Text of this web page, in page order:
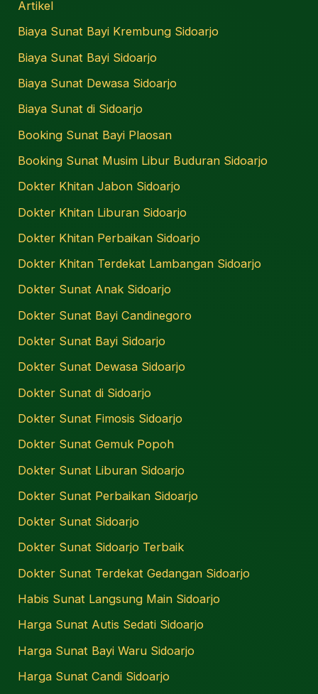
Artikel
Biaya Sunat Bayi Krembung Sidoarjo
Biaya Sunat Bayi Sidoarjo
Biaya Sunat Dewasa Sidoarjo
Biaya Sunat di Sidoarjo
Booking Sunat Bayi Plaosan
Booking Sunat Musim Libur Buduran Sidoarjo
Dokter Khitan Jabon Sidoarjo
Dokter Khitan Liburan Sidoarjo
Dokter Khitan Perbaikan Sidoarjo
Dokter Khitan Terdekat Lambangan Sidoarjo
Dokter Sunat Anak Sidoarjo
Dokter Sunat Bayi Candinegoro
Dokter Sunat Bayi Sidoarjo
Dokter Sunat Dewasa Sidoarjo
Dokter Sunat di Sidoarjo
Dokter Sunat Fimosis Sidoarjo
Dokter Sunat Gemuk Popoh
Dokter Sunat Liburan Sidoarjo
Dokter Sunat Perbaikan Sidoarjo
Dokter Sunat Sidoarjo
Dokter Sunat Sidoarjo Terbaik
Dokter Sunat Terdekat Gedangan Sidoarjo
Habis Sunat Langsung Main Sidoarjo
Harga Sunat Autis Sedati Sidoarjo
Harga Sunat Bayi Waru Sidoarjo
Harga Sunat Candi Sidoarjo